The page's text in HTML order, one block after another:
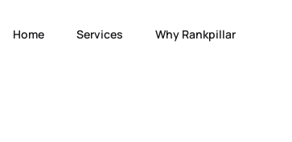
Home Services Why Rankpillar